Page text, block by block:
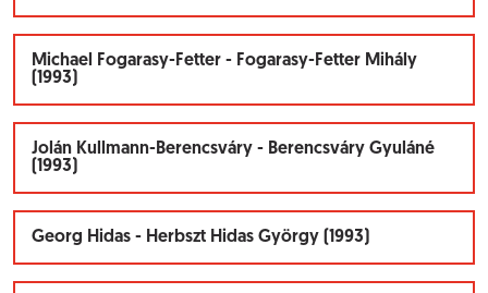
Michael Fogarasy-Fetter - Fogarasy-Fetter Mihály
(1993)
Jolán Kullmann-Berencsváry - Berencsváry Gyuláné
(1993)
Georg Hidas - Herbszt Hidas György (1993)